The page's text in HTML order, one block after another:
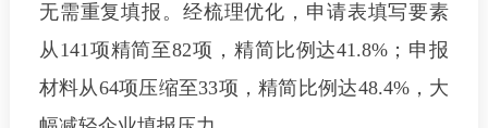
无需重复填报。经梳理优化，申请表填写要素
从141项精简至82项，精简比例达41.8%；申报
材料从64项压缩至33项，精简比例达48.4%，大